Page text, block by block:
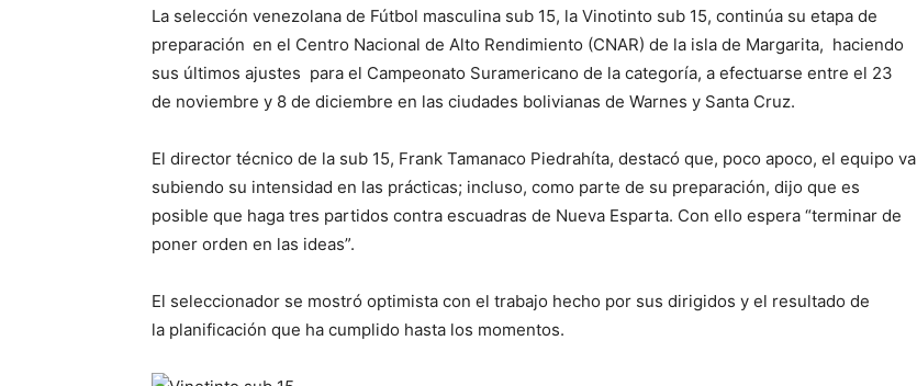
La selección venezolana de Fútbol masculina sub 15, la Vinotinto sub 15, continúa su etapa de
preparación en el Centro Nacional de Alto Rendimiento (CNAR) de la isla de Margarita, haciendo
sus últimos ajustes para el Campeonato Suramericano de la categoría, a efectuarse entre el 23
de noviembre y 8 de diciembre en las ciudades bolivianas de Warnes y Santa Cruz.
El director técnico de la sub 15, Frank Tamanaco Piedrahíta, destacó que, poco apoco, el equipo va
subiendo su intensidad en las prácticas; incluso, como parte de su preparación, dijo que es
posible que haga tres partidos contra escuadras de Nueva Esparta. Con ello espera “terminar de
poner orden en las ideas”.
El seleccionador se mostró optimista con el trabajo hecho por sus dirigidos y el resultado de
la planificación que ha cumplido hasta los momentos.